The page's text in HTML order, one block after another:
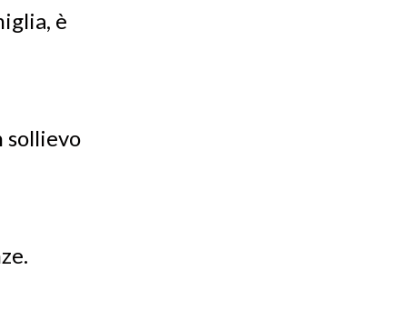
è
sollievo